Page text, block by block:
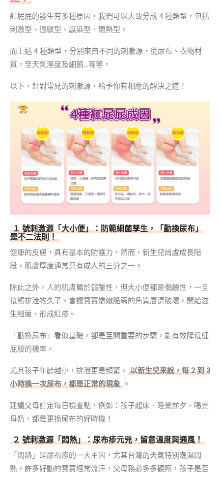
紅屁屁的發生有多種原因，我們可以大致分成 4 種類型，包括
刺激型、過敏型、感染型、悶熱型。
而上述 4 種類型，分別來自不同的刺激源，從尿布、衣物材
質，至天氣溼度及細菌…等等。
以下，針對常見的刺激源，給予你有相應的解決之道！
１ 號刺激源「大小便」：防範細菌孳生，「勤換尿布」
是不二法則！
健康的皮膚，具有基本的防護力，然而，新生兒尚處成長階
段，肌膚厚度通常只有成人的三分之一。
除此之外，人的肌膚屬於弱酸性，但大小便都是偏鹼性，一旦
接觸排泄物久了，會讓寶寶嬌嫩脆弱的角質層遭破壞，開始滋
生細菌，形成紅疹。
「勤換尿布」看似基礎，卻是至關重要的步驟，能有效降低紅
屁股的機率。
尤其孩子年齡越小，排泄更是頻繁，
以新生兒來說，每 2 到 3
小時換一次尿布，都是正常的現象 。
建議父母訂定每日檢查點，例如：孩子起床、睡覺前夕、喝完
母奶，都是更換尿布的好時機！
２ 號刺激源「悶熱」：尿布疹元兇，留意溫度與通風！
「悶熱」是尿布疹的一大主因，尤其台灣的天氣特別潮濕悶
熱，許多好動的寶寶經常流汗，父母務必多多觀察，孩子是否